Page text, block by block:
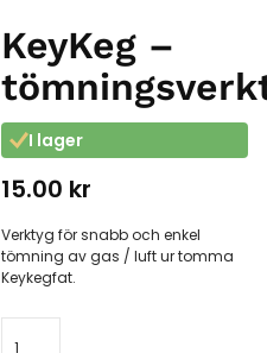
KeyKeg –
I lager
15.00 kr
Verktyg för snabb och enkel
tömning av gas / luft ur tomma
Keykegfat.